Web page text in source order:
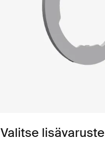
Valitse lisävaruste